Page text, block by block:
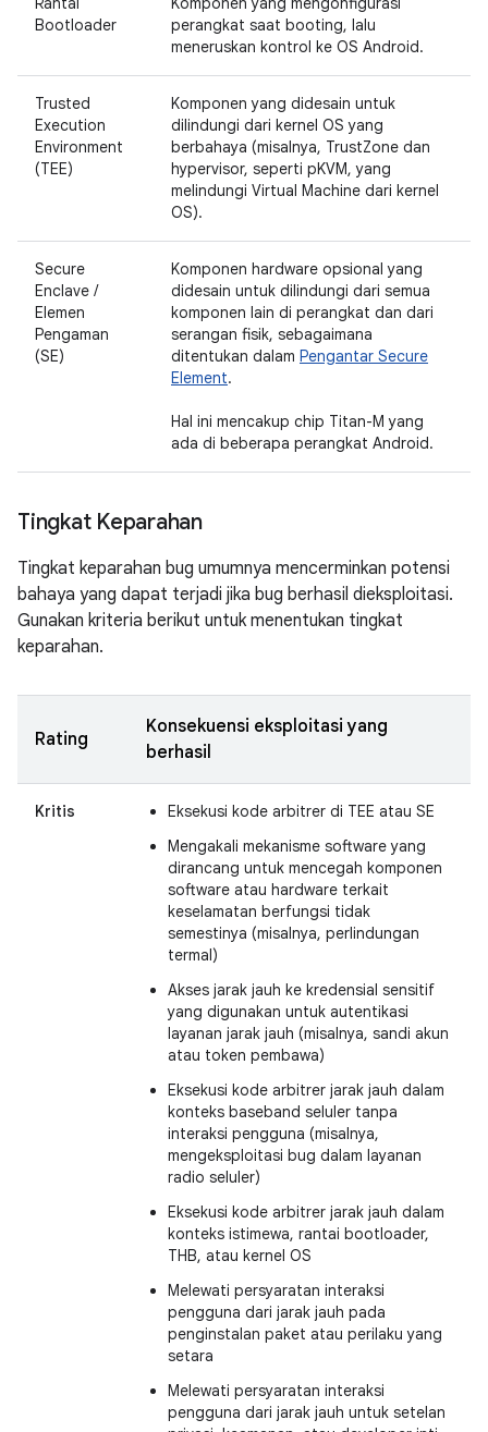
Bootloader
perangkat saat booting, lalu
meneruskan kontrol ke OS Android.
Trusted
Execution
Environment
(TEE)
Komponen yang didesain untuk
dilindungi dari kernel OS yang
berbahaya (misalnya, TrustZone dan
hypervisor, seperti pKVM, yang
melindungi Virtual Machine dari kernel
OS).
Secure
Enclave /
Elemen
Pengaman
(SE)
Komponen hardware opsional yang
didesain untuk dilindungi dari semua
komponen lain di perangkat dan dari
serangan fisik, sebagaimana
ditentukan dalam Pengantar Secure
Element.
Hal ini mencakup chip Titan-M yang
ada di beberapa perangkat Android.
Tingkat Keparahan
Tingkat keparahan bug umumnya mencerminkan potensi
bahaya yang dapat terjadi jika bug berhasil dieksploitasi.
Gunakan kriteria berikut untuk menentukan tingkat
keparahan.
Rating
Konsekuensi eksploitasi yang
berhasil
Kritis
Eksekusi kode arbitrer di TEE atau SE
Mengakali mekanisme software yang
dirancang untuk mencegah komponen
software atau hardware terkait
keselamatan berfungsi tidak
semestinya (misalnya, perlindungan
termal)
Akses jarak jauh ke kredensial sensitif
yang digunakan untuk autentikasi
layanan jarak jauh (misalnya, sandi akun
atau token pembawa)
Eksekusi kode arbitrer jarak jauh dalam
konteks baseband seluler tanpa
interaksi pengguna (misalnya,
mengeksploitasi bug dalam layanan
radio seluler)
Eksekusi kode arbitrer jarak jauh dalam
konteks istimewa, rantai bootloader,
THB, atau kernel OS
Melewati persyaratan interaksi
pengguna dari jarak jauh pada
penginstalan paket atau perilaku yang
setara
Melewati persyaratan interaksi
pengguna dari jarak jauh untuk setelan